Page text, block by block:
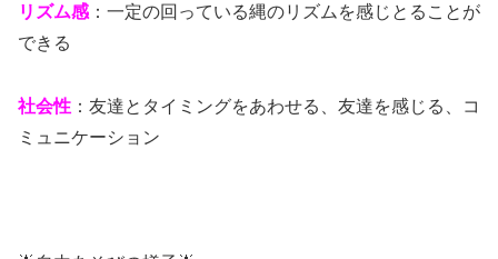
リズム感 ：一定の回っている縄のリズムを感じとることが
できる
社会性 ：友達とタイミングをあわせる、友達を感じる、コ
ミュニケーション